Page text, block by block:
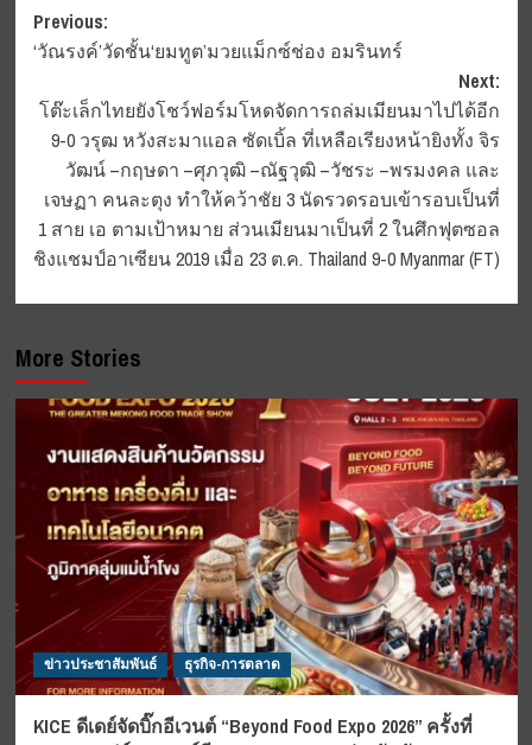
Post
navigation
Previous:
‘วัณรงค์’วัดชั้น‘ยมทูต’มวยแม็กซ์ช่อง อมรินทร์
Next:
โต๊ะเล็กไทยยังโชว์ฟอร์มโหดจัดการถล่มเมียนมาไปได้อีก
9-0 วรุฒ หวังสะมาแอล ซัดเบิ้ล ที่เหลือเรียงหน้ายิงทั้ง จิร
วัฒน์ –กฤษดา –ศุภวุฒิ –ณัฐวุฒิ –วัชระ –พรมงคล และ
เจษฏา คนละตุง ทำให้คว้าชัย 3 นัดรวดรอบเข้ารอบเป็นที่
1 สาย เอ ตามเป้าหมาย ส่วนเมียนมาเป็นที่ 2 ในศึกฟุตซอล
ชิงแชมป์อาเซียน 2019 เมื่อ 23 ต.ค. Thailand 9-0 Myanmar (FT)
More Stories
ข่าวประชาสัมพันธ์ ธุรกิจ-การตลาด
KICE ดีเดย์จัดบิ๊กอีเวนต์ “Beyond Food Expo 2026” ครั้งที่